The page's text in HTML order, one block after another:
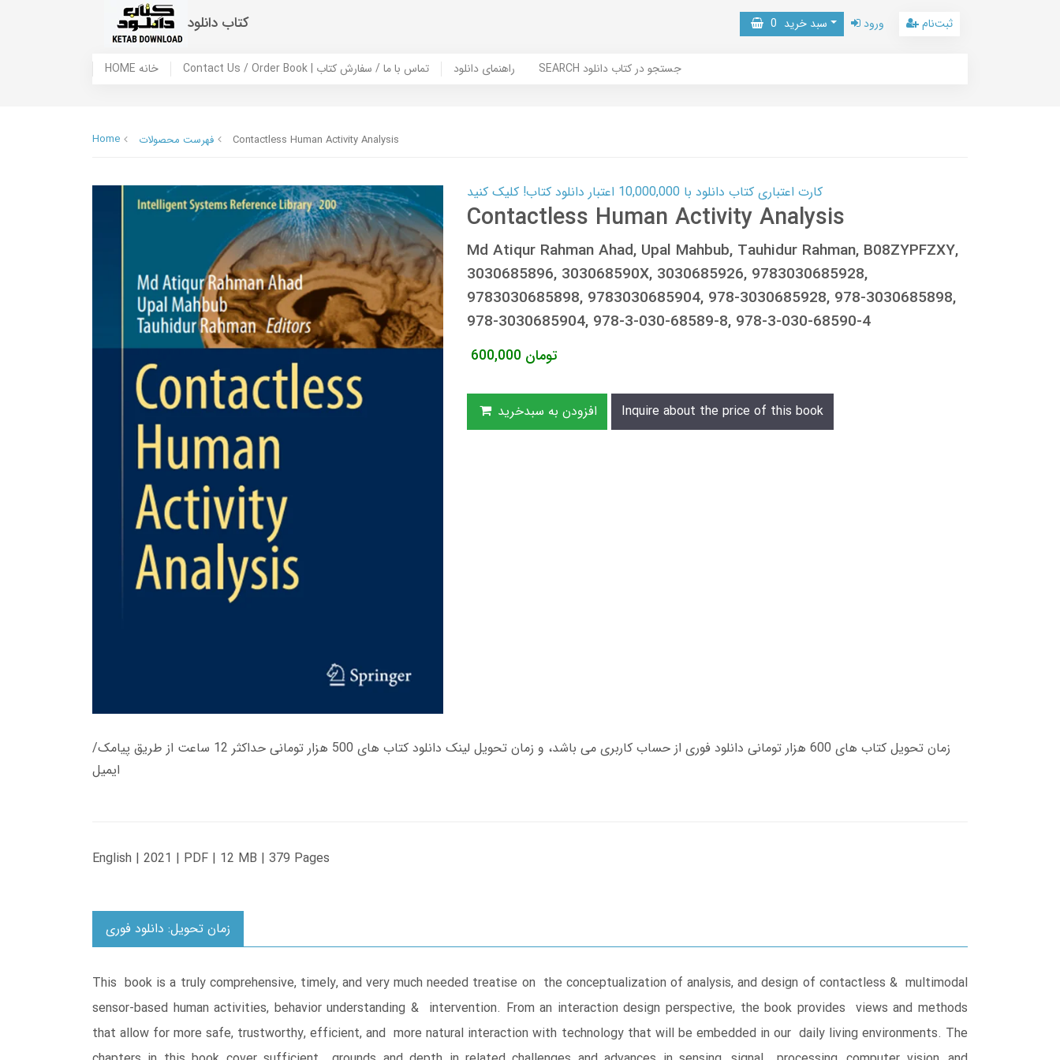
کتاب دانلود سبد خرید 0 ورود ثبت‌نام
HOME خانه Contact Us / Order Book | تماس با ما / سفارش کتاب راهنمای دانلود SEARCH جستجو در کتاب دانلود
Home فهرست محصولات Contactless Human Activity Analysis
کارت اعتباری کتاب دانلود با 10,000,000 اعتبار دانلود کتاب! کلیک کنید
Contactless Human Activity Analysis
Md Atiqur Rahman Ahad, Upal Mahbub, Tauhidur Rahman, B08ZYPFZXY,
3030685896, 303068590X, 3030685926, 9783030685928,
9783030685898, 9783030685904, 978-3030685928, 978-3030685898,
978-3030685904, 978-3-030-68589-8, 978-3-030-68590-4
600,000 تومان
افزودن به سبدخرید Inquire about the price of this book
زمان تحویل کتاب های 600 هزار تومانی دانلود فوری از حساب کاربری می باشد، و زمان تحویل لینک دانلود کتاب های 500 هزار تومانی حداکثر 12 ساعت از طریق پیامک/
ایمیل
English | 2021 | PDF | 12 MB | 379 Pages
زمان تحویل: دانلود فوری
This book is a truly comprehensive, timely, and very much needed treatise on the conceptualization of analysis, and design of contactless & multimodal
sensor-based human activities, behavior understanding & intervention. From an interaction design perspective, the book provides views and methods
that allow for more safe, trustworthy, efficient, and more natural interaction with technology that will be embedded in our daily living environments. The